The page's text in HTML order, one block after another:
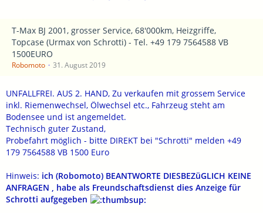
T-Max BJ 2001, grosser Service, 68'000km, Heizgriffe,
Topcase (Urmax von Schrotti) - Tel. +49 179 7564588‬ VB
1500EURO
Robomoto 31. August 2019
UNFALLFREI. AUS 2. HAND, Zu verkaufen mit grossem Service
inkl. Riemenwechsel, Ölwechsel etc., Fahrzeug steht am
Bodensee und ist angemeldet.
Technisch guter Zustand,
Probefahrt möglich - bitte DIREKT bei "Schrotti" melden +49
179 7564588‬ VB 1500 Euro
Hinweis: ich (Robomoto) BEANTWORTE DIESBEZüGLICH KEINE
ANFRAGEN , habe als Freundschaftsdienst dies Anzeige für
Schrotti aufgegeben